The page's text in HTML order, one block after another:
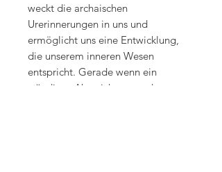
weckt die archaischen
Urerinnerungen in uns und
ermöglicht uns eine Entwicklung,
die unserem inneren Wesen
entspricht. Gerade wenn ein
ständiges Abweichen von den